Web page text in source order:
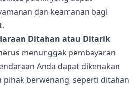
dan keamanan bagi
Ditahan atau Ditarik
menunggak pembayaran
Anda dapat dikenakan
pihak berwenang, seperti ditahan